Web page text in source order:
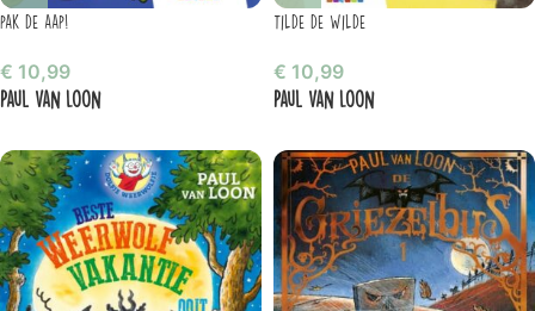
pak de aap!
€ 10,99
Paul van Loon
Tilde de Wilde
€ 10,99
Paul van Loon